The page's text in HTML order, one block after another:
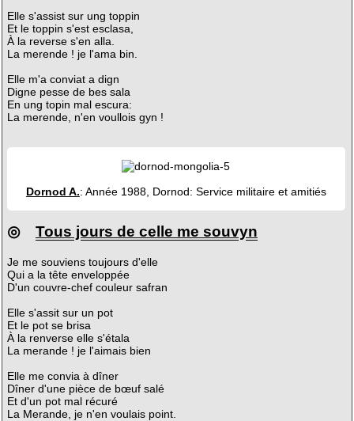
Elle s'assist sur ung toppin
Et le toppin s'est esclasa,
À la reverse s'en alla.
La merende ! je l'ama bin.
Elle m'a conviat a dign
Digne pesse de bes sala
En ung topin mal escura:
La merende, n'en voullois gyn !
Dornod A.: Année 1988, Dornod: Service militaire et amitiés
◎ Tous jours de celle me souvyn
Je me souviens toujours d'elle
Qui a la tête enveloppée
D'un couvre-chef couleur safran
Elle s'assit sur un pot
Et le pot se brisa
À la renverse elle s'étala
La merande ! je l'aimais bien
Elle me convia à dîner
Dîner d'une pièce de bœuf salé
Et d'un pot mal récuré
La Merande, je n'en voulais point.